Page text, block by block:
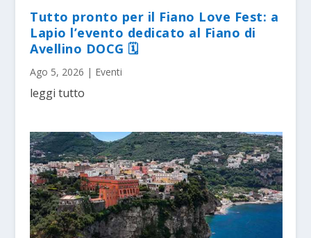
Tutto pronto per il Fiano Love Fest: a
Lapio l’evento dedicato al Fiano di
Avellino DOCG 🗓
Ago 5, 2026 | Eventi
leggi tutto